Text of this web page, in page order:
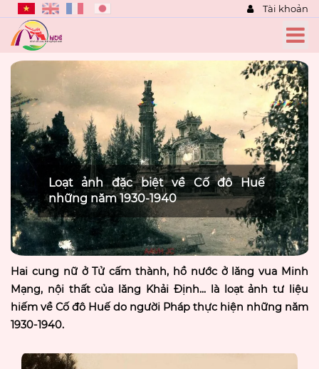
Tài khoản
Loạt ảnh đặc biệt về Cố đô Huế
những năm 1930-1940
Hai cung nữ ở Tử cấm thành, hồ nước ở lăng vua Minh
Mạng, nội thất của lăng Khải Định... là loạt ảnh tư liệu
hiếm về Cố đô Huế do người Pháp thực hiện những năm
1930-1940.